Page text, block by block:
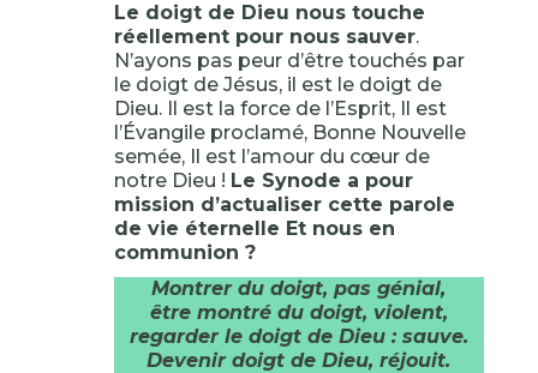
Le doigt de Dieu nous touche
réellement pour nous sauver.
N’ayons pas peur d’être touchés par
le doigt de Jésus, il est le doigt de
Dieu. Il est la force de l’Esprit, Il est
l’Évangile proclamé, Bonne Nouvelle
semée, Il est l’amour du cœur de
notre Dieu ! Le Synode a pour
mission d’actualiser cette parole
de vie éternelle Et nous en
communion ?
Montrer du doigt, pas génial,
être montré du doigt, violent,
regarder le doigt de Dieu : sauve.
Devenir doigt de Dieu, réjouit.